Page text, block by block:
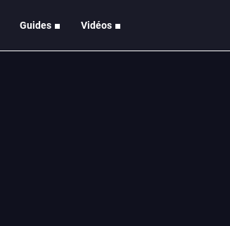
Guides Vidéos